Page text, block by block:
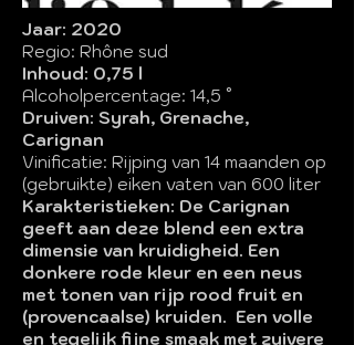
Jaar: 2020
Regio: Rhône sud
Inhoud: 0,75 l
Alcoholpercentage: 14,5 °
Druiven: Syrah, Grenache,
Carignan
Vinificatie: Rijping van 14 maanden op
(gebruikte) eiken vaten van 600 liter
Karakteristieken: De Carignan
geeft aan deze blend een extra
dimensie van kruidigheid. Een
donkere rode kleur en een neus
met tonen van rijp rood fruit en
(provencaalse) kruiden. Een volle
en tegelijk fijne smaak met zuivere